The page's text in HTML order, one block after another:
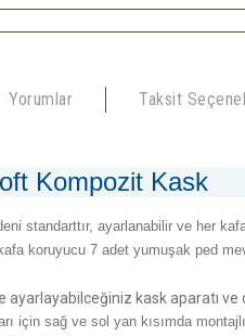
Yorumlar Taksit
Kompozit Kask
standarttır, ayarlanabilir ve her
koruyucu 7 adet yumuşak ped
ayarlayabilceğiniz kask aparatı ve
için sağ ve sol yan kısımda